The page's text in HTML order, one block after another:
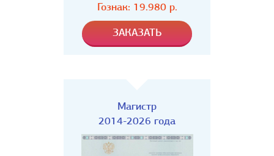
Гознак: 19.980р.
Магистр
2014-2026 года